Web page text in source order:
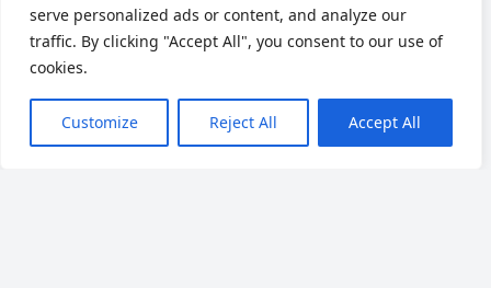
serve personalized ads or content, and analyze our
traffic. By clicking "Accept All", you consent to our use of
cookies.
Customize Reject All Accept All